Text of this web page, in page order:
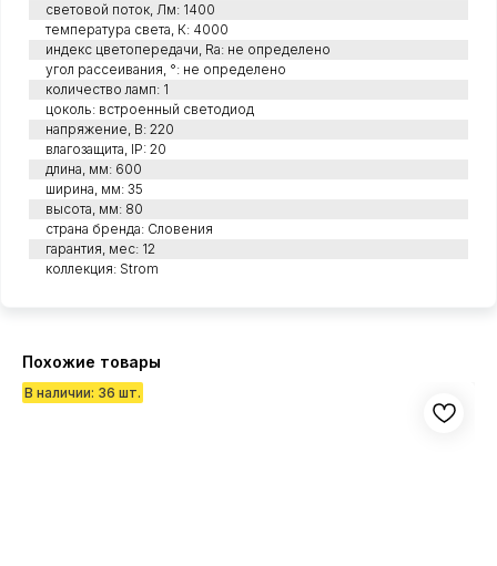
световой поток, Лм: 1400
температура света, К: 4000
индекс цветопередачи, Ra: не определено
угол рассеивания, °: не определено
количество ламп: 1
цоколь: встроенный светодиод
напряжение, В: 220
влагозащита, IP: 20
длина, мм: 600
ширина, мм: 35
высота, мм: 80
страна бренда: Словения
гарантия, мес: 12
коллекция: Strom
Похожие товары